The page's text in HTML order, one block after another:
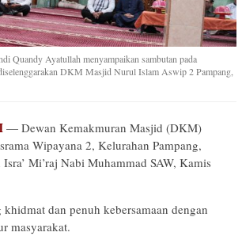
Quandy Ayatullah menyampaikan sambutan pada
DKM Masjid Nurul Islam Aswip 2 Pampang,
— Dewan Kemakmuran Masjid (DKM)
Wipayana 2, Kelurahan Pampang,
Mi’raj Nabi Muhammad SAW, Kamis
dan penuh kebersamaan dengan
masyarakat.